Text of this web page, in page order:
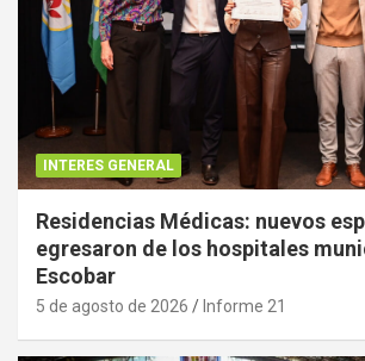
INTERES GENERAL
Residencias Médicas: nuevos
egresaron de los hospitales
Escobar
5 de agosto de 2026 Informe 21